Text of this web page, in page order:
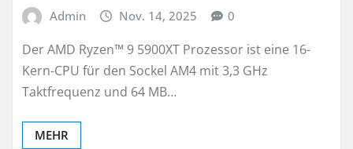
Admin Nov. 14, 2025 0
Der AMD Ryzen™ 9 5900XT Prozessor ist eine 16-
Kern-CPU für den Sockel AM4 mit 3,3 GHz
Taktfrequenz und 64 MB…
MEHR